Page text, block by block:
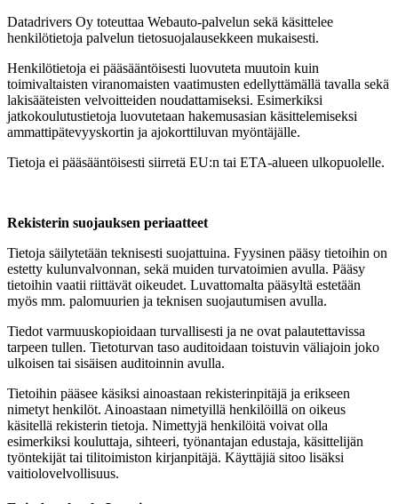
Datadrivers Oy toteuttaa Webauto-palvelun sekä käsittelee
henkilötietoja palvelun tietosuojalausekkeen mukaisesti.
Henkilötietoja ei pääsääntöisesti luovuteta muutoin kuin
toimivaltaisten viranomaisten vaatimusten edellyttämällä tavalla sekä
lakisääteisten velvoitteiden noudattamiseksi. Esimerkiksi
jatkokoulutustietoja luovutetaan hakemusasian käsittelemiseksi
ammattipätevyyskortin ja ajokorttiluvan myöntäjälle.
Tietoja ei pääsääntöisesti siirretä EU:n tai ETA-alueen ulkopuolelle.
Rekisterin suojauksen periaatteet
Tietoja säilytetään teknisesti suojattuina. Fyysinen pääsy tietoihin on
estetty kulunvalvonnan, sekä muiden turvatoimien avulla. Pääsy
tietoihin vaatii riittävät oikeudet. Luvattomalta pääsyltä estetään
myös mm. palomuurien ja teknisen suojautumisen avulla.
Tiedot varmuuskopioidaan turvallisesti ja ne ovat palautettavissa
tarpeen tullen. Tietoturvan taso auditoidaan toistuvin väliajoin joko
ulkoisen tai sisäisen auditoinnin avulla.
Tietoihin pääsee käsiksi ainoastaan rekisterinpitäjä ja erikseen
nimetyt henkilöt. Ainoastaan nimetyillä henkilöillä on oikeus
käsitellä rekisterin tietoja. Nimettyjä henkilöitä voivat olla
esimerkiksi kouluttaja, sihteeri, työnantajan edustaja, käsittelijän
työntekijät tai tilitoimiston kirjanpitäjä. Käyttäjiä sitoo lisäksi
vaitiolovelvollisuus.